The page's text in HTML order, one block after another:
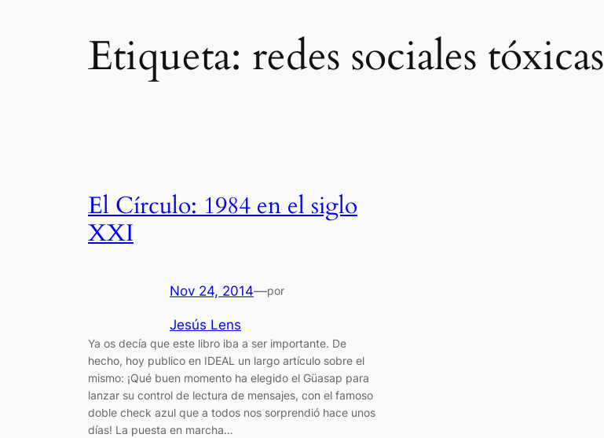
Etiqueta: redes sociales tóxicas
El Círculo: 1984 en el siglo
XXI
Nov 24, 2014—por
Jesús Lens
Ya os decía que este libro iba a ser importante. De
hecho, hoy publico en IDEAL un largo artículo sobre el
mismo: ¡Qué buen momento ha elegido el Güasap para
lanzar su control de lectura de mensajes, con el famoso
doble check azul que a todos nos sorprendió hace unos
días! La puesta en marcha…